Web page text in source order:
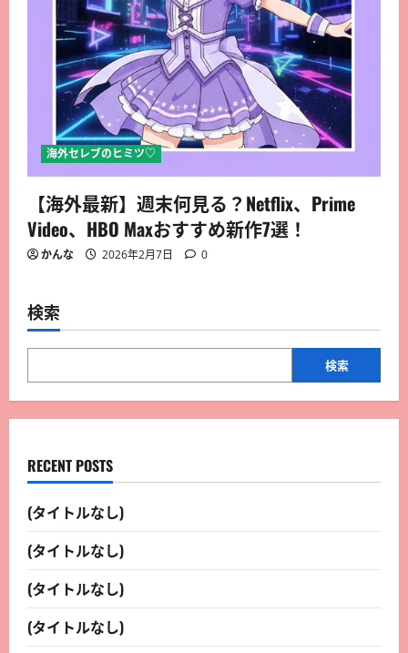
海外セレブのヒミツ♡
【海外最新】週末何見る？Netflix、Prime
Video、HBO Maxおすすめ新作7選！
かんな 2026年2月7日 0
検索
検索
RECENT POSTS
(タイトルなし)
(タイトルなし)
(タイトルなし)
(タイトルなし)